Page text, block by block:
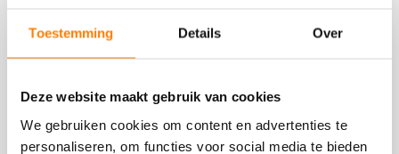
Toestemming Details Over
Deze website maakt gebruik van cookies
We gebruiken cookies om content en advertenties te
personaliseren, om functies voor social media te bieden